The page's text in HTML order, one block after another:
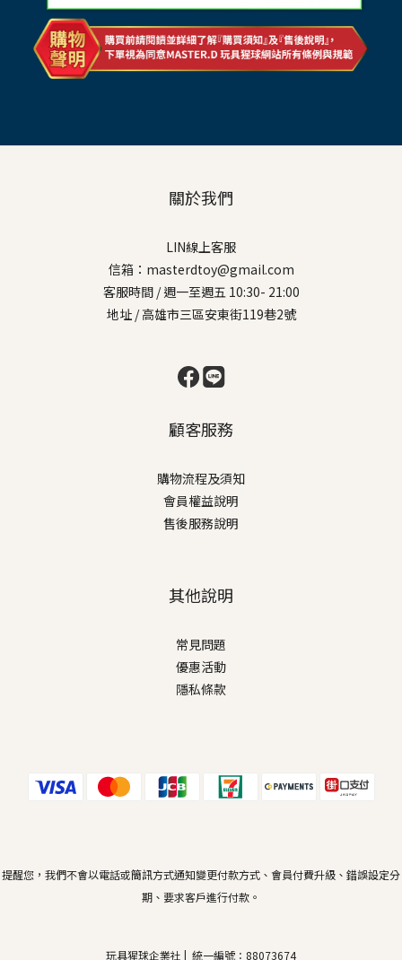
關於我們
LIN線上客服
信箱：masterdtoy@gmail.com
客服時間 / 週一至週五 10:30- 21:00
地址 / 高雄市三區安東街119巷2號
顧客服務
購物流程及須知
會員權益說明
售後服務說明
其他說明
常見問題
優惠活動
隱私條款
提醒您，我們不會以電話或簡訊方式通知變更付款方式、會員付費升級、錯誤設定分
期、要求客戶進行付款。
玩具猩球企業社 | 統一編號：88073674